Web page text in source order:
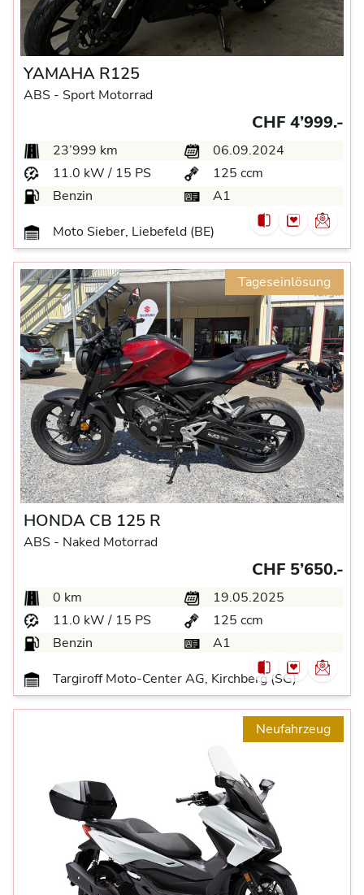
YAMAHA R125
ABS - Sport Motorrad
CHF 4’999.-
23’999 km
06.09.2024
11.0 kW / 15 PS
125 ccm
Benzin
A1
Moto Sieber, Liebefeld (BE)
Tageseinlösung
HONDA CB 125 R
ABS - Naked Motorrad
CHF 5’650.-
0 km
19.05.2025
11.0 kW / 15 PS
125 ccm
Benzin
A1
Targiroff Moto-Center AG, Kirchberg (SG)
Neufahrzeug